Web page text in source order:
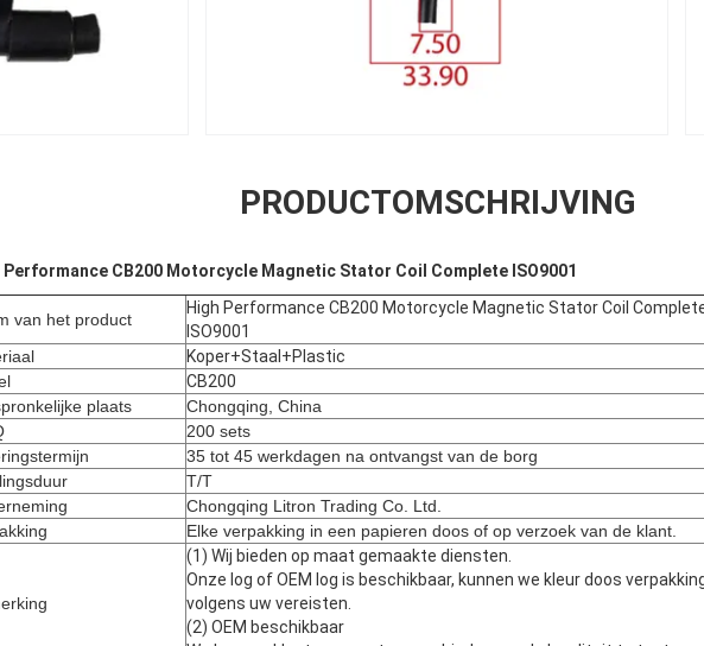
PRODUCTOMSCHRIJVING
Performance CB200 Motorcycle Magnetic Stator Coil Complete ISO9001
van het product
High Performance CB200 Motorcycle Magnetic Stator Coil
ISO9001
Koper+Staal+Plastic
CB200
plaats
Chongqing, China
200 sets
35 tot 45 werkdagen na ontvangst van de borg
T/T
Chongqing Litron Trading Co. Ltd.
Elke verpakking in een papieren doos of op verzoek van de klant.
(1) Wij bieden op maat gemaakte diensten.
Onze log of OEM log is beschikbaar, kunnen we kleur doos
volgens uw vereisten.
(2) OEM beschikbaar